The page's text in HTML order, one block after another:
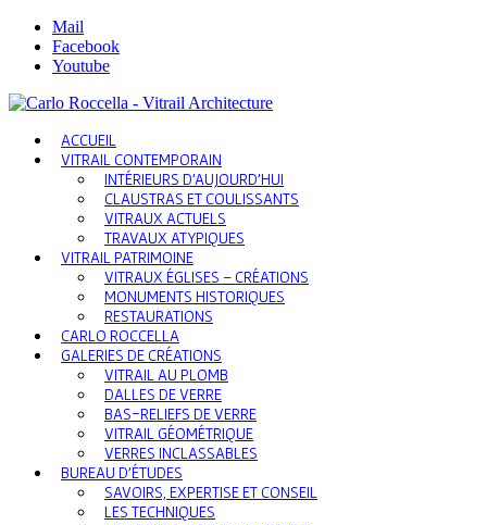
Mail
Facebook
Youtube
ACCUEIL
VITRAIL CONTEMPORAIN
INTÉRIEURS D’AUJOURD’HUI
CLAUSTRAS ET COULISSANTS
VITRAUX ACTUELS
TRAVAUX ATYPIQUES
VITRAIL PATRIMOINE
VITRAUX ÉGLISES – CRÉATIONS
MONUMENTS HISTORIQUES
RESTAURATIONS
CARLO ROCCELLA
GALERIES DE CRÉATIONS
VITRAIL AU PLOMB
DALLES DE VERRE
BAS-RELIEFS DE VERRE
VITRAIL GÉOMÉTRIQUE
VERRES INCLASSABLES
BUREAU D’ÉTUDES
SAVOIRS, EXPERTISE ET CONSEIL
LES TECHNIQUES